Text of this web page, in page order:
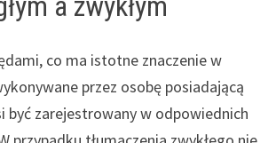
co ma istotne znaczenie w
przez osobę posiadającą
być zarejestrowany w odpowiednich